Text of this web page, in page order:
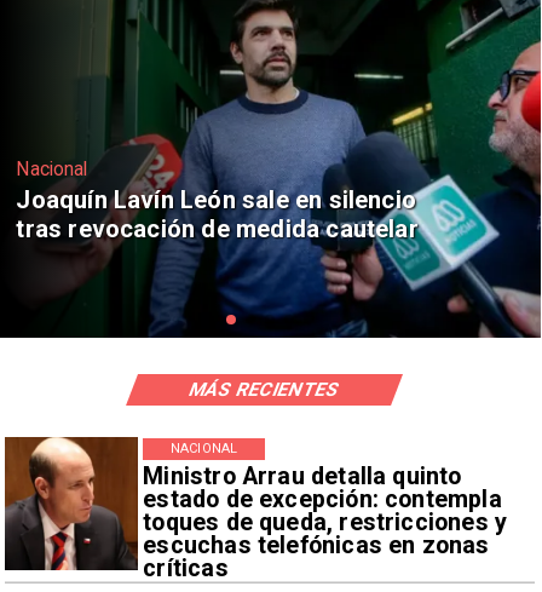
Nacional
Chile y Venezuela formalizan reinicio
de relaciones consulares
Ministro Arrau detalla quinto
estado de excepción: contempla
toques de queda, restricciones y
escuchas telefónicas en zonas
críticas
NACIONAL
MÁS RECIENTES